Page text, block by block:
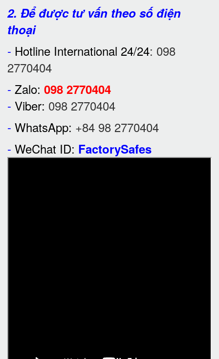
2. Để được tư vấn theo số điện
thoại
- Hotline International 24/24: 098
2770404
- Zalo: 098 2770404
- Viber: 098 2770404
- WhatsApp: +84 98 2770404
- WeChat ID: FactorySafes